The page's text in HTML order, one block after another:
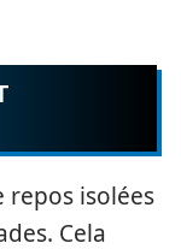
repos isolées
Cela